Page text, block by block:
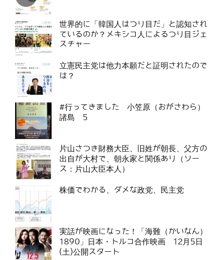
世界的に「韓国人はつり目だ」と認知され
ているのか？メキシコ人によるつり目ジェ
スチャー
立憲民主党は他力本願だと証明されたので
は？
#行ってきました 小笠原（おがさわら）
諸島 5
片山さつき財務大臣、旧姓が朝長、父方の
出自が大村で、朝永家と関係あり（ソー
ス：片山大臣本人）
株価でわかる、ダメな政党、民主党
実話が映画になった！「海難（かいなん）
1890」日本・トルコ合作映画 12月5日
(土)公開スタート